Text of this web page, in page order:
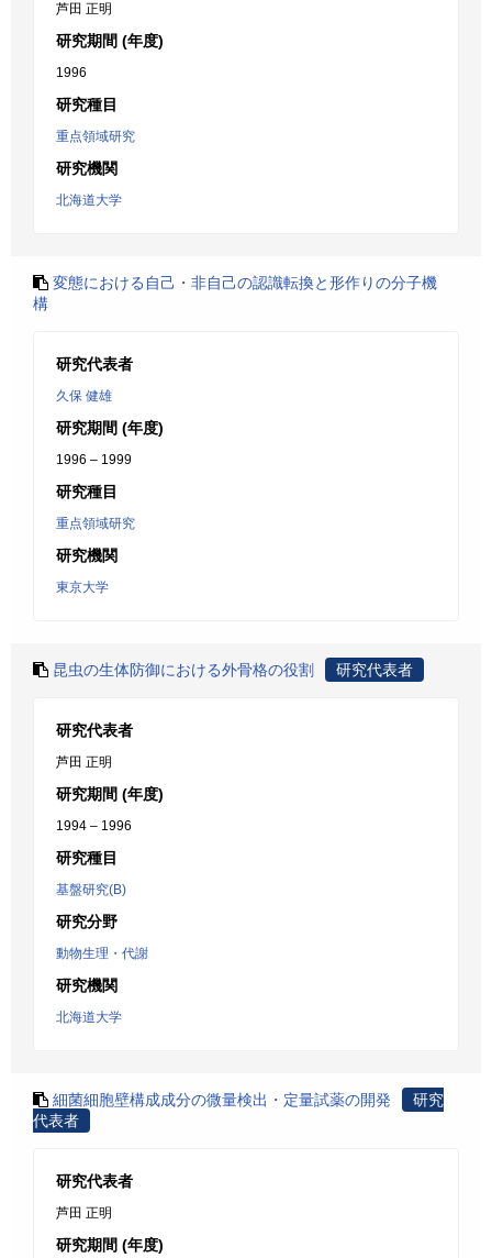
芦田 正明
研究期間 (年度)
1996
研究種目
重点領域研究
研究機関
北海道大学
変態における自己・非自己の認識転換と形作りの分子機
構
研究代表者
久保 健雄
研究期間 (年度)
1996 – 1999
研究種目
重点領域研究
研究機関
東京大学
昆虫の生体防御における外骨格の役割 研究代表者
研究代表者
芦田 正明
研究期間 (年度)
1994 – 1996
研究種目
基盤研究(B)
研究分野
動物生理・代謝
研究機関
北海道大学
細菌細胞壁構成成分の微量検出・定量試薬の開発
研究
代表者
研究代表者
芦田 正明
研究期間 (年度)